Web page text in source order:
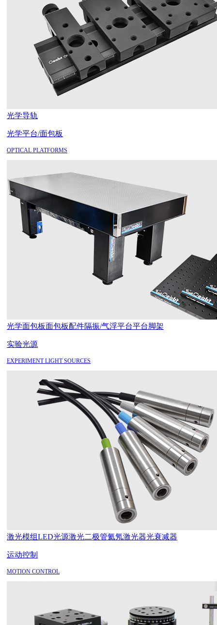
光学导轨
光学平台/面包板
OPTICAL PLATFORMS
光学面包板面包板配件隔振/气浮平台平台脚架
实验光源
EXPERIMENT LIGHT SOURCES
激光模组LED光源激光二极管氦氖激光器光衰减器
运动控制
MOTION CONTROL